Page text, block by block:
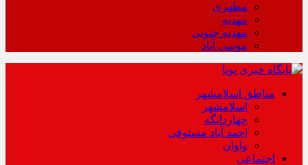
مطهری
مهدیه
مهدیه جنوبی
موسی آباد
مناطق اسلامشهر
اسلامشهر
چهاردانگه
احمد آباد مستوفی
واوان
اجتماعی